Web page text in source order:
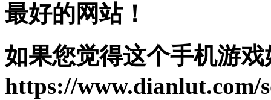
最好的网站！
如果您觉得这个手机游
https://www.dianlut.com/